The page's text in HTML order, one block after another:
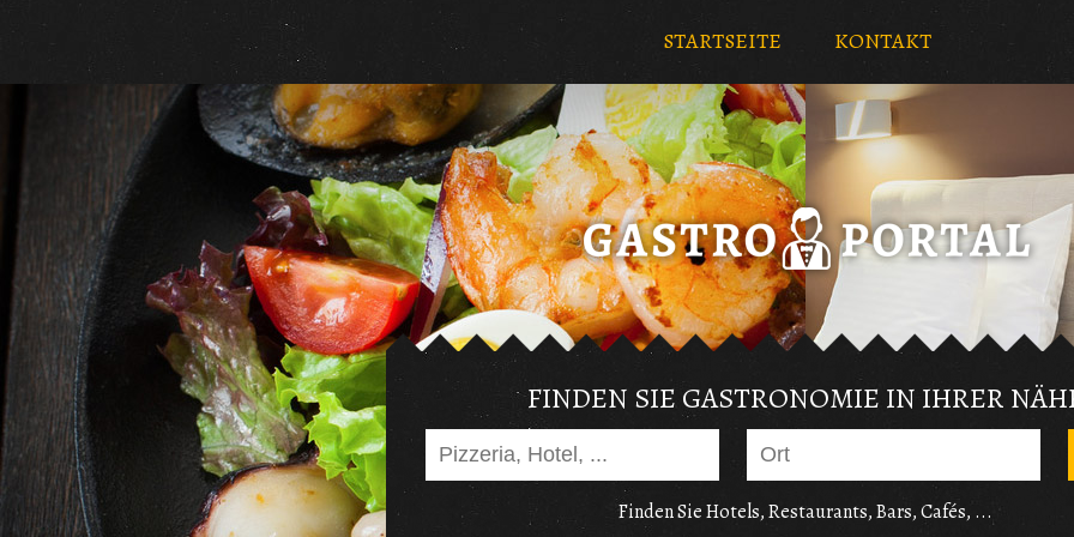
STARTSEITE KONTAKT
FINDEN SIE GASTRONOMIE IN IHRER
Finden Sie Hotels, Restaurants, Bars, Cafés, ...